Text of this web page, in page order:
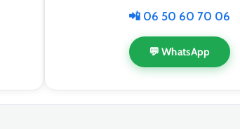
📲 06 50 60 70 06
💬 WhatsApp